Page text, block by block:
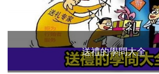
送禮的學問大全